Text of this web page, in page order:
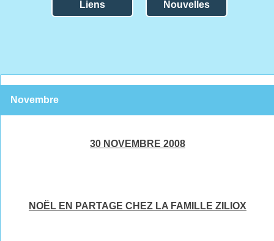
Liens Nouvelles
Novembre
30 NOVEMBRE 2008
NOËL EN PARTAGE CHEZ LA FAMILLE ZILIOX